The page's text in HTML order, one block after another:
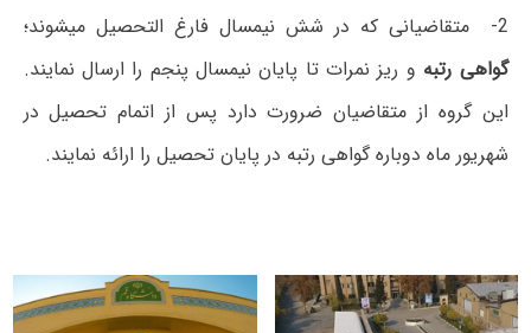
2- متقاضیانی که در شش نیمسال فارغ التحصیل می‎شوند؛
گواهی رتبه و ریز نمرات تا پایان نیمسال پنجم را ارسال نمایند.
این گروه از متقاضیان ضرورت دارد پس از اتمام تحصیل در
شهریور ماه دوباره گواهی رتبه در پایان تحصیل را ارائه نمایند.